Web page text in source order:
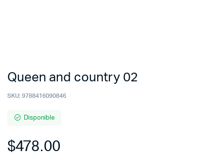
Queen and country 02
SKU: 9788416090846
Disponible
$478.00